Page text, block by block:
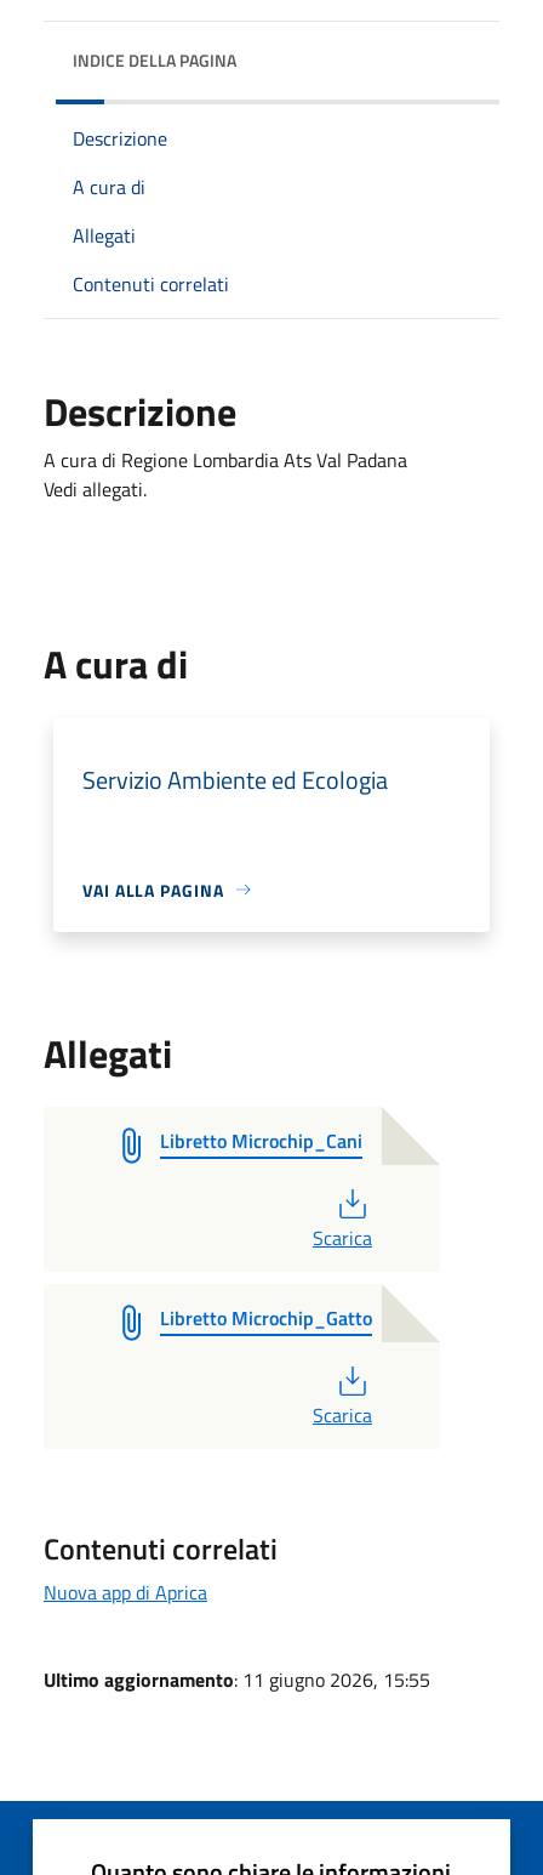
INDICE DELLA PAGINA
Descrizione
A cura di
Allegati
Contenuti correlati
Descrizione
A cura di Regione Lombardia Ats Val Padana
Vedi allegati.
A cura di
Servizio Ambiente ed Ecologia
VAI ALLA PAGINA
Allegati
Libretto Microchip_Cani
Scarica
Libretto Microchip_Gatto
Scarica
Contenuti correlati
Nuova app di Aprica
Ultimo aggiornamento: 11 giugno 2026, 15:55